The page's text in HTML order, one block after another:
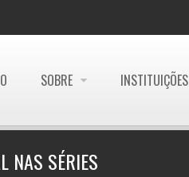
SOBRE INSTITUIÇÕES
NAS SÉRIES